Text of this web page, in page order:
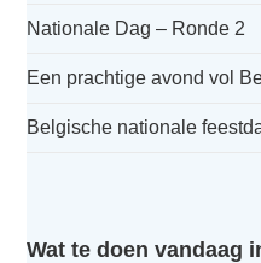
Nationale Dag – Ronde 2
Een prachtige avond vol
Belgische nationale
Wat te doen vandaag